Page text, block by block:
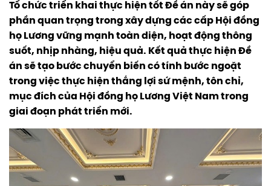
Tổ chức triển khai thực hiện tốt Đề án này sẽ góp
phần quan trọng trong xây dựng các cấp Hội đồng
họ Lương vững mạnh toàn diện, hoạt động thông
suốt, nhịp nhàng, hiệu quả. Kết quả thực hiện Đề
án sẽ tạo bước chuyển biến có tính bước ngoặt
trong việc thực hiện thắng lợi sứ mệnh, tôn chỉ,
mục đích của Hội đồng họ Lương Việt Nam trong
giai đoạn phát triển mới.